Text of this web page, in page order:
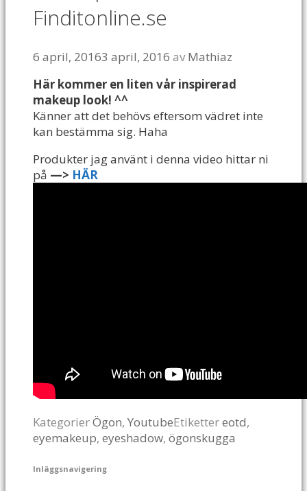
Finditonline.se
6 april, 20163 april, 2016 avMathiaz
Här kommer en liten vår inspirerad
makeup look! ^^
Känner att det behövs eftersom vädret inte
kan bestämma sig. Haha
Produkter jag använt i denna video hittar ni
på —> HÄR
KategorierÖgon, YoutubeEtikettereotd,
eyemakeup, eyeshadow, ögonskugga
Inläggsnavigering